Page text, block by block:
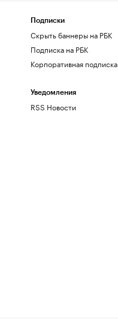
Подписки
Скрыть баннеры на РБК
Подписка на РБК
Корпоративная подписка
Уведомления
RSS Новости